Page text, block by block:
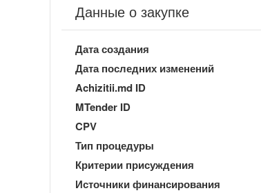
Данные о закупке
Дата создания
Дата последних изменений
Achizitii.md ID
MTender ID
CPV
Тип процедуры
Критерии присуждения
Источники финансирования